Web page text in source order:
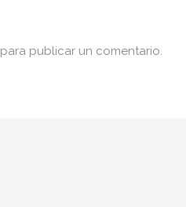
para publicar un comentario.